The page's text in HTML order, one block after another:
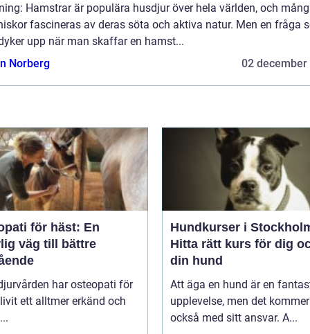
Hamstrar är populära husdjur över hela världen, och
fascineras av deras söta och aktiva natur. Men en fråga
upp när man skaffar en hamst...
Norberg
02 december
för häst: En
väg till bättre
har osteopati för
ett alltmer erkänd och
Hundkurser i
Hitta rätt kurs för dig
din hund
Att äga en hund är en
upplevelse, men det kommer
också med sitt ansvar. A...